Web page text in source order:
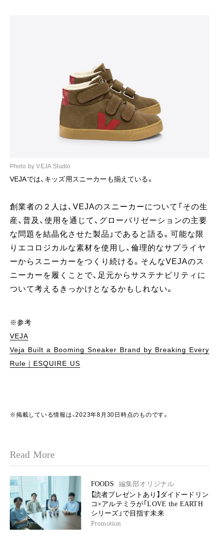
Photo by VEJA Studio
VEJAでは、キッズ用スニーカーも揃えている。
創業者の２人は、VEJAのスニーカーについて「その生
産、普及、使用を通じて、グローバリゼーションの主要
な問題を結晶化させた製品」であると語る。可能な限
りエコロジカルな素材を使用し、倫理的なサプライヤ
ーからスニーカーをつくり続ける。そんなVEJAのス
ニーカーを履くことで、足元からサステナビリティに
ついて考えるきっかけとなるかもしれない。
※参考
VEJA
Veja Built a Booming Sneaker Brand by Breaking Every
Rule｜ESQUIRE US
※掲載している情報は、2023年8月30日時点のものです。
Read More
FOODS
編集部オリジナル
【読者プレゼントあり】ダイドードリン
コ×アルテミラが「LOVE the EARTH
シリーズ」で目指す未来
Promotion